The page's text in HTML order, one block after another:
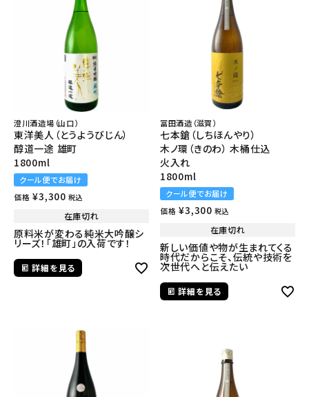
澄川酒造場（山口）
東洋美人（とうようびじん）
醇道一途 雄町
1800ml
クール便でお届け
価格 ¥3,300 税込
在庫切れ
原料米が変わる純米大吟醸シ
リーズ！「雄町」の入荷です！
詳細を見る
冨田酒造（滋賀）
七本鎗（しちほんやり）
木ノ環（きのわ） 木桶仕込
火入れ
1800ml
クール便でお届け
価格 ¥3,300 税込
在庫切れ
新しい価値や物が生まれてくる
時代だからこそ、伝統や技術を
次世代へと伝えたい
詳細を見る